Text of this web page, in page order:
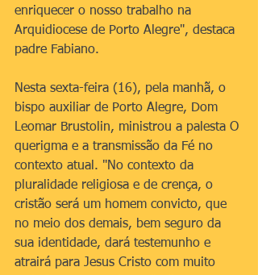
enriquecer o nosso trabalho na
Arquidiocese de Porto Alegre", destaca
padre Fabiano.
Nesta sexta-feira (16), pela manhã, o
bispo auxiliar de Porto Alegre, Dom
Leomar Brustolin, ministrou a palesta O
querigma e a transmissão da Fé no
contexto atual. "No contexto da
pluralidade religiosa e de crença, o
cristão será um homem convicto, que
no meio dos demais, bem seguro da
sua identidade, dará testemunho e
atrairá para Jesus Cristo com muito